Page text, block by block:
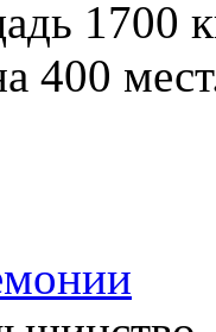
1700
400